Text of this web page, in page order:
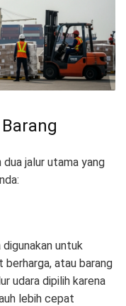
dua jalur utama yang
digunakan untuk
atau barang
udara dipilih karena
lebih cepat